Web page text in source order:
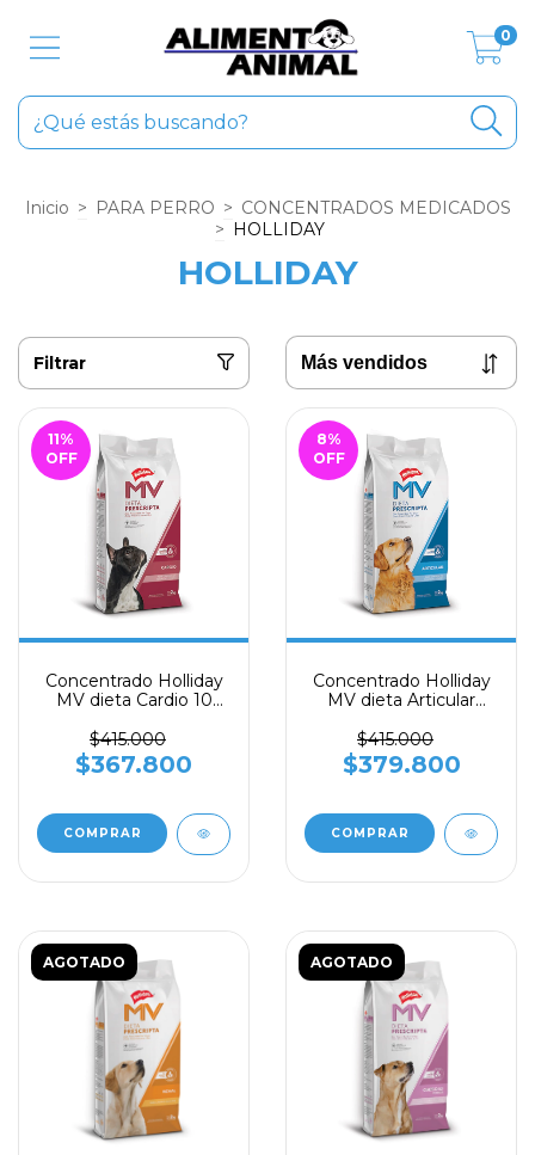
0
Inicio > PARA PERRO > CONCENTRADOS MEDICADOS
> HOLLIDAY
HOLLIDAY
Filtrar
11%
OFF
Concentrado Holliday
MV dieta Cardio 10
$415.000
$367.800
8%
OFF
Concentrado Holliday
MV dieta Articular
HOLLIDAY
$415.000
$379.800
AGOTADO AGOTADO